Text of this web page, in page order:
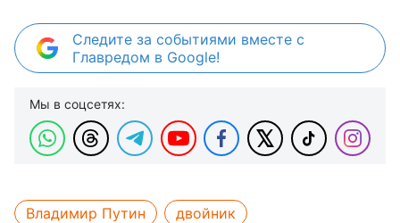
Следите за событиями вместе с
Главредом в Google!
Мы в соцсетях:
Владимир Путин двойник